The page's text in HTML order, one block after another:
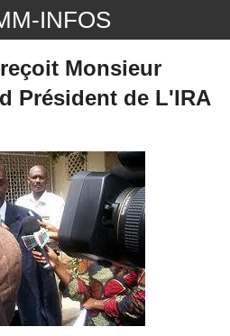
INFOS
Monsieur
Président de L'IRA